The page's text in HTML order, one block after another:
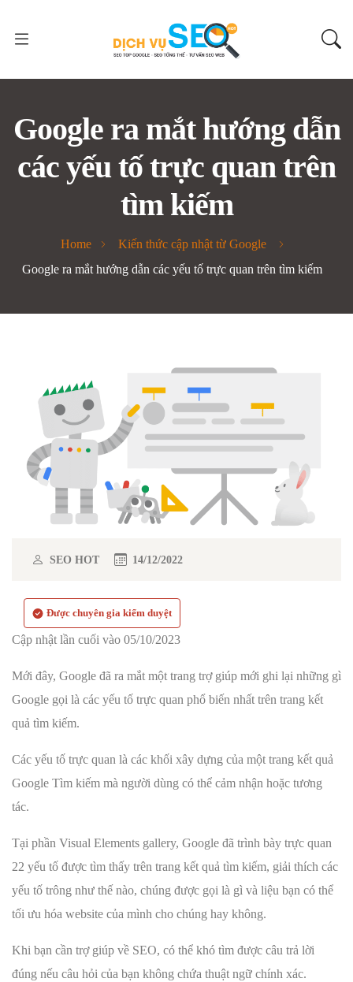
Google ra mắt hướng dẫn
các yếu tố trực quan trên
tìm kiếm
Home
Kiến thức cập nhật từ Google
Google ra mắt hướng dẫn các yếu tố trực quan trên tìm kiếm
SEO HOT 14/12/2022
Được chuyên gia kiểm duyệt
Cập nhật lần cuối vào 05/10/2023
Mới đây, Google đã ra mắt một trang trợ giúp mới ghi lại những gì
Google gọi là các yếu tố trực quan phổ biến nhất trên trang kết
quả tìm kiếm.
Các yếu tố trực quan là các khối xây dựng của một trang kết quả
Google Tìm kiếm mà người dùng có thể cảm nhận hoặc tương
tác.
Tại phần Visual Elements gallery, Google đã trình bày trực quan
22 yếu tố được tìm thấy trên trang kết quả tìm kiếm, giải thích các
yếu tố trông như thế nào, chúng được gọi là gì và liệu bạn có thể
tối ưu hóa website của mình cho chúng hay không.
Khi bạn cần trợ giúp về SEO, có thể khó tìm được câu trả lời
đúng nếu câu hỏi của bạn không chứa thuật ngữ chính xác.